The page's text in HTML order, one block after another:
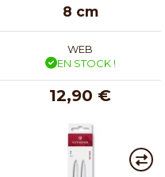
8 cm
WEB
EN STOCK !
12,90 €